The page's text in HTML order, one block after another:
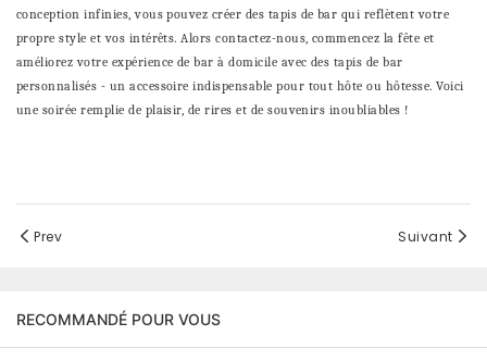
conception infinies, vous pouvez créer des tapis de bar qui reflètent votre
propre style et vos intérêts. Alors contactez-nous, commencez la fête et
améliorez votre expérience de bar à domicile avec des tapis de bar
personnalisés - un accessoire indispensable pour tout hôte ou hôtesse. Voici
une soirée remplie de plaisir, de rires et de souvenirs inoubliables !
Prev Suivant
RECOMMANDÉ POUR VOUS